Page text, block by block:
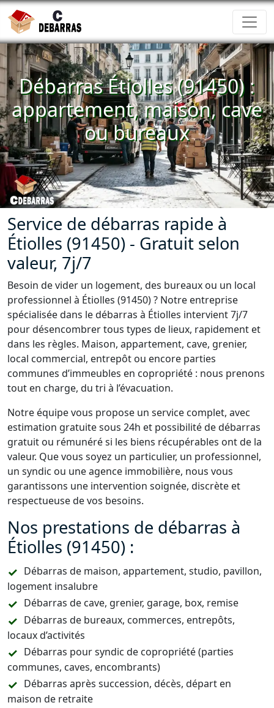
Débarras Étiolles (91450) :
appartement, maison, cave
ou bureaux
Service de débarras rapide à
Étiolles (91450) - Gratuit selon
valeur, 7j/7
Besoin de vider un logement, des bureaux ou un local
professionnel à Étiolles (91450) ? Notre entreprise
spécialisée dans le débarras à Étiolles intervient 7j/7
pour désencombrer tous types de lieux, rapidement et
dans les règles. Maison, appartement, cave, grenier,
local commercial, entrepôt ou encore parties
communes d’immeubles en copropriété : nous prenons
tout en charge, du tri à l’évacuation.
Notre équipe vous propose un service complet, avec
estimation gratuite sous 24h et possibilité de débarras
gratuit ou rémunéré si les biens récupérables ont de la
valeur. Que vous soyez un particulier, un professionnel,
un syndic ou une agence immobilière, nous vous
garantissons une intervention soignée, discrète et
respectueuse de vos besoins.
Nos prestations de débarras à
Étiolles (91450) :
Débarras de maison, appartement, studio, pavillon,
logement insalubre
Débarras de cave, grenier, garage, box, remise
Débarras de bureaux, commerces, entrepôts,
locaux d’activités
Débarras pour syndic de copropriété (parties
communes, caves, encombrants)
Débarras après succession, décès, départ en
maison de retraite